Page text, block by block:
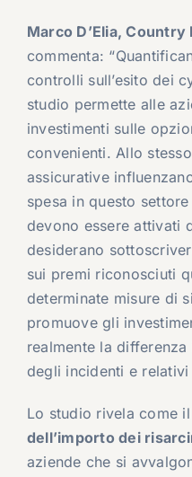
Marco D’Elia,
commenta:
controlli sull’esito dei
studio permette alle
investimenti sulle
convenienti. Allo
assicurative
spesa in questo
devono essere attivati
desiderano
sui premi riconosciuti
determinate misure di
promuove gli
realmente la
degli incidenti e relativi
Lo studio rivela come il
dell’importo dei
aziende che si